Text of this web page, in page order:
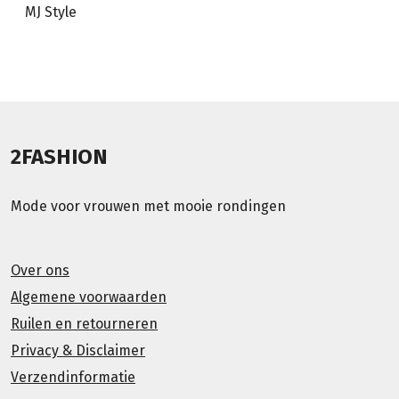
MJ Style
2FASHION
Mode voor vrouwen met mooie rondingen
Over ons
Algemene voorwaarden
Ruilen en retourneren
Privacy & Disclaimer
Verzendinformatie